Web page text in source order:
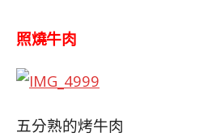
照燒牛肉
五分熟的烤牛肉